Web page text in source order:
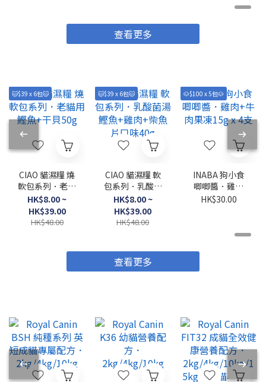
查看更多
🐱$39 x 6包🐱
CIAO 貓濕糧 燒
軟包系列．老貓
用 鰹魚+干貝
50g
HK$8.00 ~
HK$39.00
HK$48.00
🐱$39 x 6包🐱
CIAO 貓濕糧 軟
包系列．乳酸菌
湯 鰹魚+雞肉
+柴魚片口味
40g
HK$8.00 ~
HK$39.00
HK$48.00
🐶$100 x 5包🐶
INABA 狗小食
唧唧醬．雞肉
+牛肉果凍15g
HK$30.00
查看更多